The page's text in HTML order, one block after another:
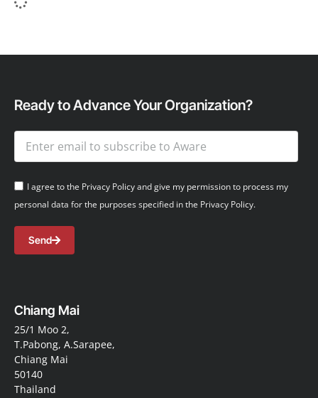
Ready to Advance Your Organization?
I agree to the Privacy Policy and give my permission to process my
personal data for the purposes specified in the Privacy Policy.
Send
Chiang Mai
25/1 Moo 2,
T.Pabong, A.Sarapee,
Chiang Mai
50140
Thailand